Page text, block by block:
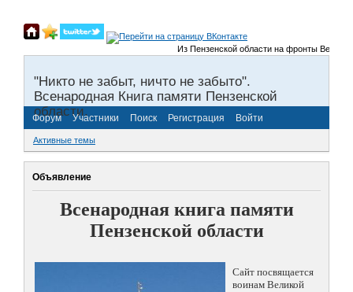
Из Пензенской области на фронты
"Никто не забыт, ничто не забыто".
Всенародная Книга памяти Пензенской
области.
Форум Участники Поиск Регистрация Войти
Активные темы
Объявление
Всенародная книга памяти
Пензенской области
Сайт посвящается
воинам Великой